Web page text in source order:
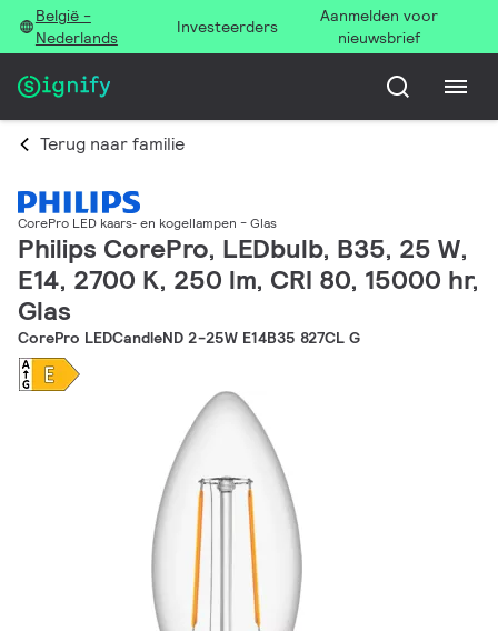
België -
Nederlands
Investeerders
Aanmelden voor
nieuwsbrief
Terug naar familie
CorePro LED kaars‑ en kogellampen - Glas
Philips CorePro, LEDbulb, B35, 25 W,
E14, 2700 K, 250 lm, CRI 80, 15000 hr,
Glas
CorePro LEDCandleND 2-25W E14B35 827CL G